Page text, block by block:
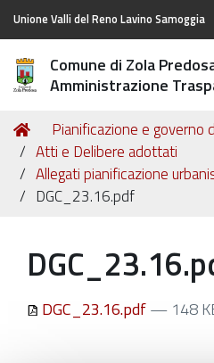
Unione Valli del Reno Lavino Samoggia
Comune di Zola
Amministrazione
Tu
sei
qui:
Home
Pianificazione e governo
Atti e Delibere adottati
Allegati pianificazione
DGC_23.16.pdf
DGC_23.16.pdf— 148